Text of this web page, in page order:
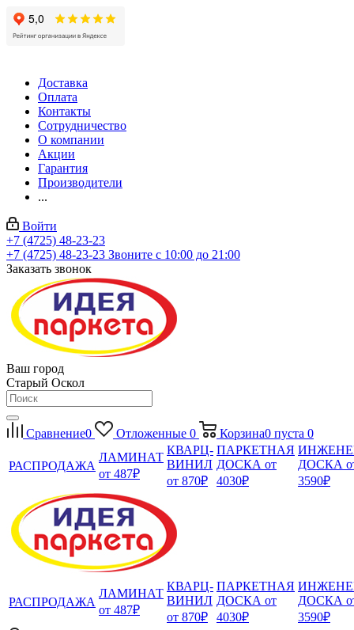
Доставка
Оплата
Контакты
Сотрудничество
О компании
Акции
Гарантия
Производители
...
Войти
+7 (4725) 48-23-23
+7 (4725) 48-23-23 Звоните с 10:00 до 21:00
Заказать звонок
Ваш город
Старый Оскол
Сравнение0 Отложенные 0 Корзина0 пуста 0
РАСПРОДАЖА
ЛАМИНАТ
от 487₽
КВАРЦ-
ВИНИЛ
от 870₽
ПАРКЕТНАЯ
ДОСКА от
4030₽
ДОСКА
3590₽
РАСПРОДАЖА
ЛАМИНАТ
от 487₽
КВАРЦ-
ВИНИЛ
от 870₽
ПАРКЕТНАЯ
ДОСКА от
4030₽
ДОСКА
3590₽